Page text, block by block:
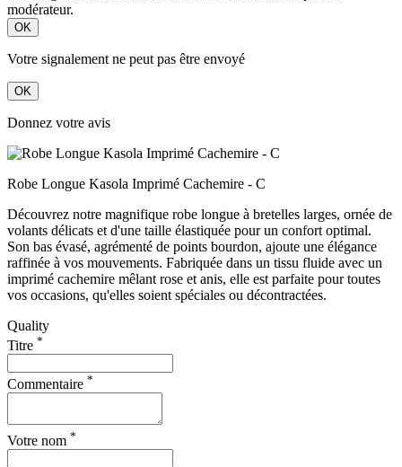
modérateur.
OK
Votre signalement ne peut pas être envoyé
OK
Donnez votre avis
Robe Longue Kasola Imprimé Cachemire - C
Découvrez notre magnifique robe longue à bretelles larges, ornée de
volants délicats et d'une taille élastiquée pour un confort optimal.
Son bas évasé, agrémenté de points bourdon, ajoute une élégance
raffinée à vos mouvements. Fabriquée dans un tissu fluide avec un
imprimé cachemire mêlant rose et anis, elle est parfaite pour toutes
vos occasions, qu'elles soient spéciales ou décontractées.
Quality
Titre *
Commentaire *
Votre nom *